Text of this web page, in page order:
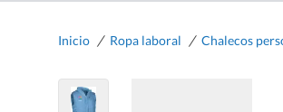
Inicio / Ropa laboral / Chalecos